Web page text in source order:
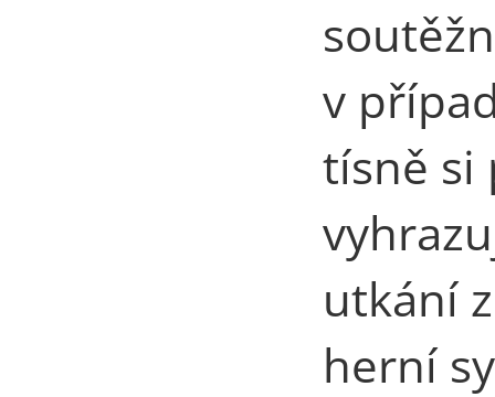
v
tísně si
utkání
herní